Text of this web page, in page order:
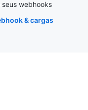
webhooks
& cargas